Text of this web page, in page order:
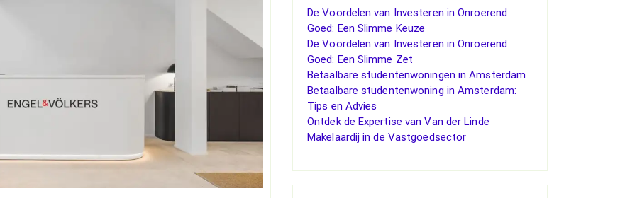
De Voordelen van Investeren in Onroerend
Goed: Een Slimme Keuze
De Voordelen van Investeren in Onroerend
Goed: Een Slimme Zet
Betaalbare studentenwoningen in Amsterdam
Betaalbare studentenwoning in Amsterdam:
Tips en Advies
Ontdek de Expertise van Van der Linde
Makelaardij in de Vastgoedsector